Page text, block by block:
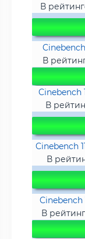
В
В
Cinebench
В
Cinebench
В
Cinebench
В